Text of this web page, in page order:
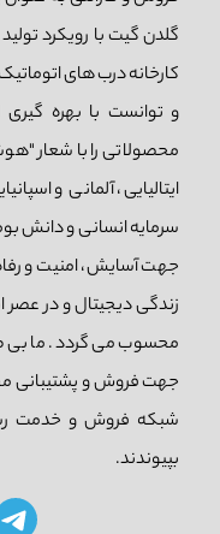
کارخانه درب های
و توانست با بهره
محصولاتی را با شعار
ایتالیایی، آلمانی و
سرمایه انسانی و دانش
جهت آسایش، امنیت و
زندگی دیجیتال و در
محسوب می گردد. ما بی
جهت فروش و پشتیبانی
شبکه فروش و خدمت
بپیوندند.